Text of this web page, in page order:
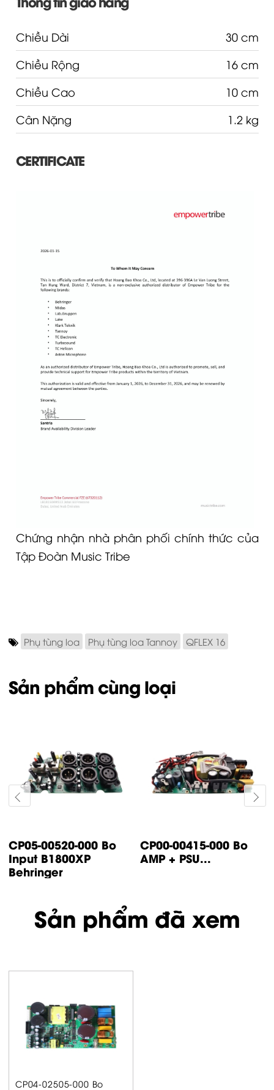
Chiều Dài
30 cm
Chiều Rộng
16 cm
Chiều Cao
10 cm
Cân Nặng
1.2 kg
CERTIFICATE
Chứng nhận nhà phân phối chính thức của
Tập Đoàn Music Tribe
Phụ tùng loa Phụ tùng loa Tannoy QFLEX 16
Sản phẩm cùng loại
CP14-00447-000 Bo
control IP500
Turbsound
CP05-00500-000 Bo
input IP1000 /
Sản phẩm đã xem
CP04-02505-000 Bo